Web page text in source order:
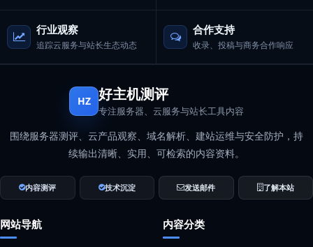
行业观察
追踪云服务与站长生态动态
合作支持
收录、投稿与商务合作响应
HZ 好主机测评
专注服务器、云服务与站长工具内容
围绕服务器测评、云产品观察、域名解析、建站运维与安全防护，持
续输出清晰、实用、可检索的内容资料。
内容测评 技术沉淀 发送邮件 了解本站
网站导航 内容分类